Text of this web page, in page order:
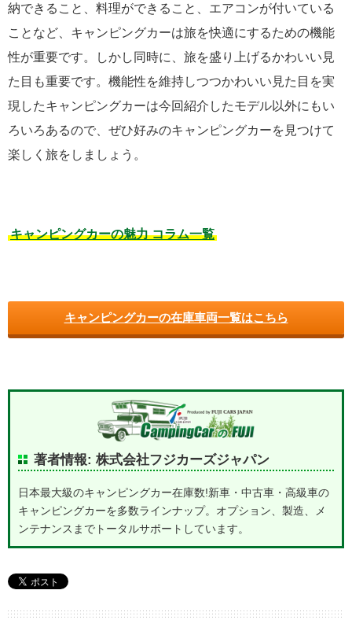
納できること、料理ができること、エアコンが付いている
ことなど、キャンピングカーは旅を快適にするための機能
性が重要です。しかし同時に、旅を盛り上げるかわいい見
た目も重要です。機能性を維持しつつかわいい見た目を実
現したキャンピングカーは今回紹介したモデル以外にもい
ろいろあるので、ぜひ好みのキャンピングカーを見つけて
楽しく旅をしましょう。
キャンピングカーの魅力 コラム一覧
キャンピングカーの在庫車両一覧はこちら
著者情報: 株式会社フジカーズジャパン
日本最大級のキャンピングカー在庫数!新車・中古車・高級車の
キャンピングカーを多数ラインナップ。オプション、製造、メ
ンテナンスまでトータルサポートしています。